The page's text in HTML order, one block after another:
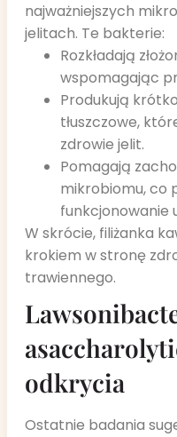
najważniejszych
jelitach. Te bakterie:
Rozkładają
wspomagając
Produkują
tłuszczowe,
zdrowie jelit.
Pomagają
mikrobiomu, co
funkcjonowanie
W skrócie, filiżanka
krokiem w stronę
trawiennego.
odkrycia
Ostatnie badania